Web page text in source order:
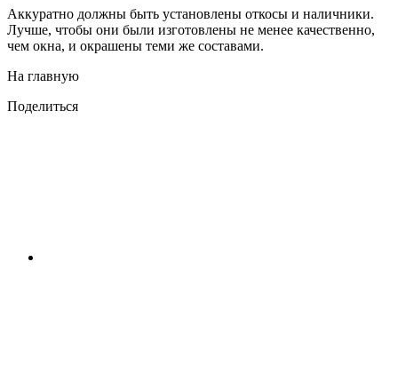
Аккуратно должны быть установлены откосы и наличники.
Лучше, чтобы они были изготовлены не менее качественно,
чем окна, и окрашены теми же составами.
На главную
Поделиться